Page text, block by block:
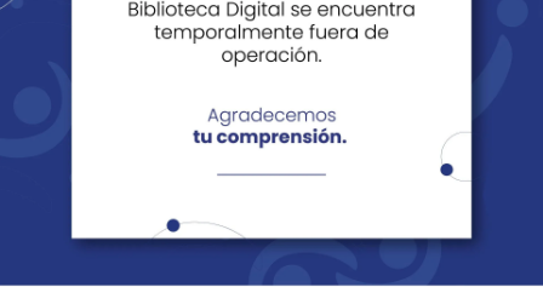
Revista Fácil Vivir
Sedes Directorio Servicios En Línea